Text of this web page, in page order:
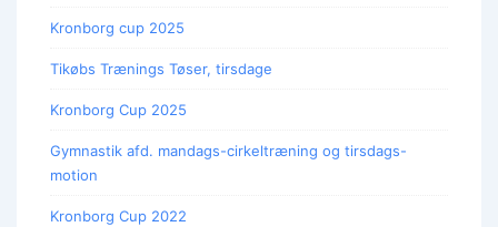
Kronborg cup 2025
Tikøbs Trænings Tøser, tirsdage
Kronborg Cup 2025
Gymnastik afd. mandags-cirkeltræning og tirsdags-
motion
Kronborg Cup 2022